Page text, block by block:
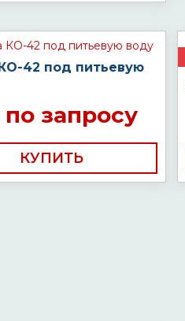
42 под питьевую
запросу
КУПИТЬ